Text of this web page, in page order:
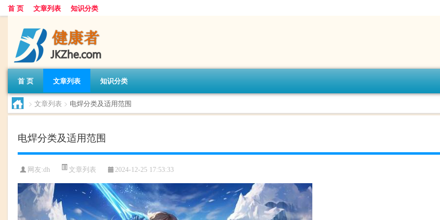
首 页 文章列表 知识分类
首 页 文章列表 知识分类
> 文章列表 > 电焊分类及适用范围
电焊分类及适用范围
网友:dh 文章列表 2024-12-25 17:53:33